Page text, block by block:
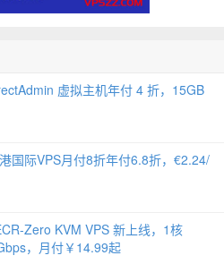
虚拟主机年付 4 折，15GB
国际VPS月付8折年付6.8折，€2.24/
Zero KVM VPS 新上线，1核
，月付￥14.99起